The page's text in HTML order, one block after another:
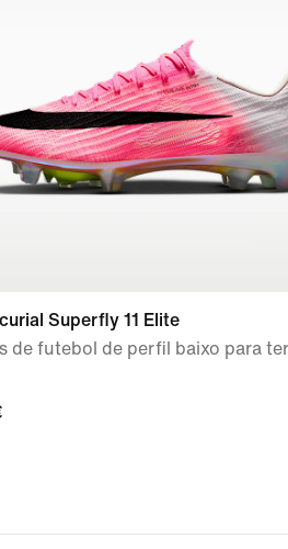
Superfly 11 Elite
de futebol de perfil baixo para